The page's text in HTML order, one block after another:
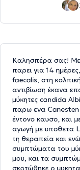
Καλησπέρα σας!
παρει για 14
faecalis, στη
αντιβίωση έκανα
μύκητες candida
παρω ενα
έντονο καυσο, και
αγωγή με υποθετα
τη θεραπεία και
συμπτώματα του
μου, και τα
σκοτώθηκε ο